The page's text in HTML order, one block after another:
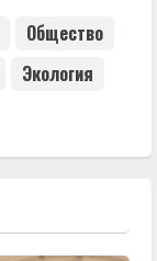
Общество
Экология